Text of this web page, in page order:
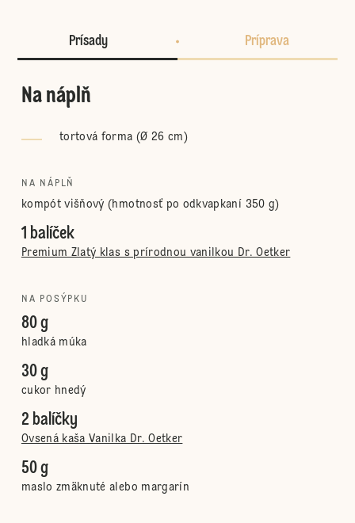
Prísady Príprava
Na náplň
tortová forma (Ø 26 cm)
NA NÁPLŇ
kompót višňový (hmotnosť po odkvapkaní 350 g)
1 balíček
Premium Zlatý klas s prírodnou vanilkou Dr. Oetker
NA POSÝPKU
80 g
hladká múka
30 g
cukor hnedý
2 balíčky
Ovsená kaša Vanilka Dr. Oetker
50 g
maslo zmäknuté alebo margarín